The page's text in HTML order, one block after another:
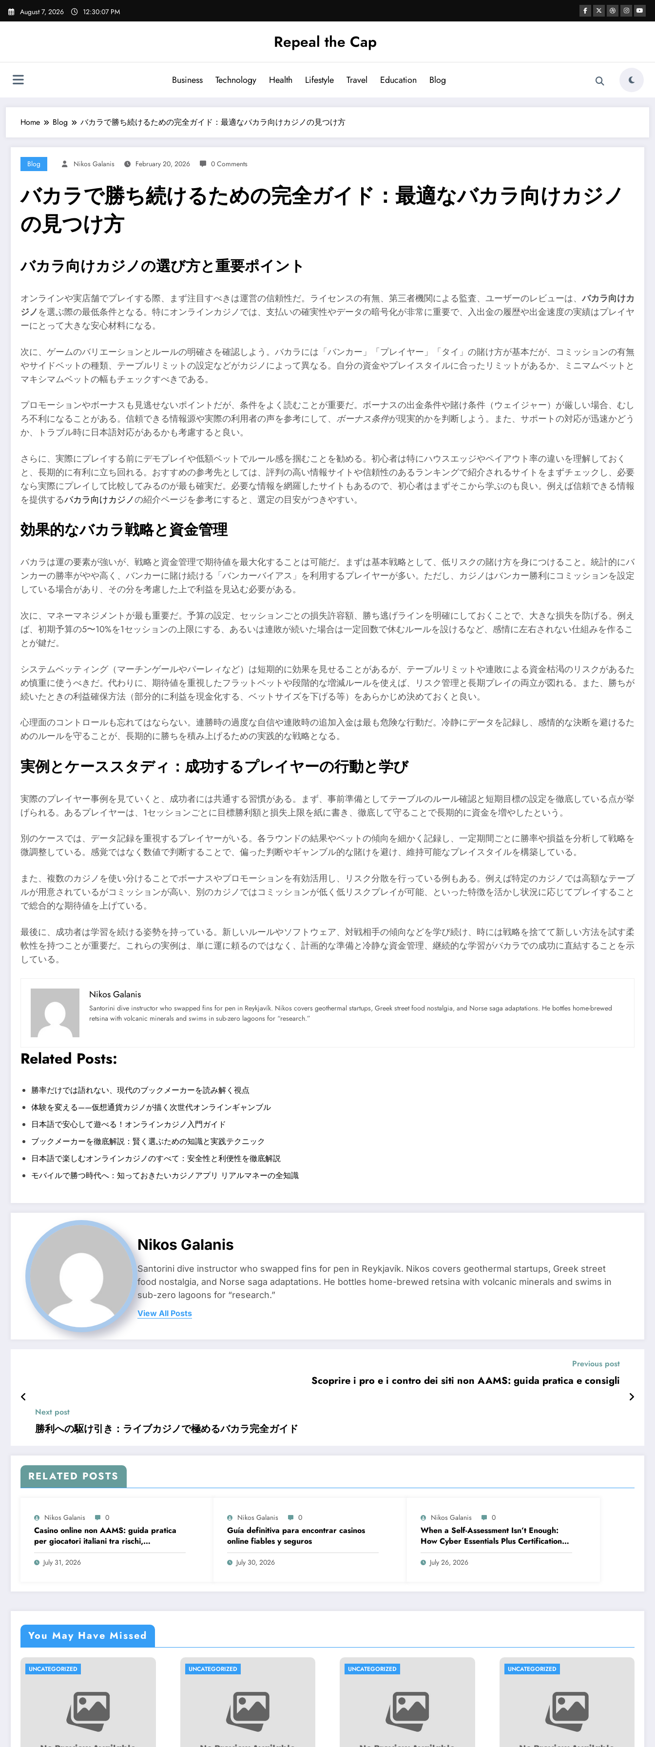
Skip
August 7, 2026 12:30:08 PM
Repeal the Cap
Business Technology Health Lifestyle Travel Education Blog
Home Blog バカラで勝ち続けるための完全ガイド：最適なバカラ向けカジノの見つけ方
Blog Nikos Galanis February 20, 2026 0 Comments
バカラで勝ち続けるための完全ガイド：最適なバカラ向けカジノ
の見つけ方
バカラ向けカジノの選び方と重要ポイント
オンラインや実店舗でプレイする際、まず注目すべきは運営の信頼性だ。ライセンスの有無、第三者機関による監査、ユーザーのレビューは、バカラ向けカ
ジノを選ぶ際の最低条件となる。特にオンラインカジノでは、支払いの確実性やデータの暗号化が非常に重要で、入出金の履歴や出金速度の実績はプレイヤ
ーにとって大きな安心材料になる。
次に、ゲームのバリエーションとルールの明確さを確認しよう。バカラには「バンカー」「プレイヤー」「タイ」の賭け方が基本だが、コミッションの有無
やサイドベットの種類、テーブルリミットの設定などがカジノによって異なる。自分の資金やプレイスタイルに合ったリミットがあるか、ミニマムベットと
マキシマムベットの幅もチェックすべきである。
プロモーションやボーナスも見逃せないポイントだが、条件をよく読むことが重要だ。ボーナスの出金条件や賭け条件（ウェイジャー）が厳しい場合、むし
ろ不利になることがある。信頼できる情報源や実際の利用者の声を参考にして、 ボーナス条件が現実的かを判断しよう。また、サポートの対応が迅速かどう
か、トラブル時に日本語対応があるかも考慮すると良い。
さらに、実際にプレイする前にデモプレイや低額ベットでルール感を掴むことを勧める。初心者は特にハウスエッジやペイアウト率の違いを理解しておく
と、長期的に有利に立ち回れる。おすすめの参考先としては、評判の高い情報サイトや信頼性のあるランキングで紹介されるサイトをまずチェックし、必要
なら実際にプレイして比較してみるのが最も確実だ。必要な情報を網羅したサイトもあるので、初心者はまずそこから学ぶのも良い。例えば信頼できる情報
を提供するバカラ向けカジノの紹介ページを参考にすると、選定の目安がつきやすい。
効果的なバカラ戦略と資金管理
バカラは運の要素が強いが、戦略と資金管理で期待値を最大化することは可能だ。まずは基本戦略として、低リスクの賭け方を身につけること。統計的にバ
ンカーの勝率がやや高く、バンカーに賭け続ける「バンカーバイアス」を利用するプレイヤーが多い。ただし、カジノはバンカー勝利にコミッションを設定
している場合があり、その分を考慮した上で利益を見込む必要がある。
次に、マネーマネジメントが最も重要だ。予算の設定、セッションごとの損失許容額、勝ち逃げラインを明確にしておくことで、大きな損失を防げる。例え
ば、初期予算の5〜10%を1セッションの上限にする、あるいは連敗が続いた場合は一定回数で休むルールを設けるなど、感情に左右されない仕組みを作るこ
とが鍵だ。
システムベッティング（マーチンゲールやパーレィなど）は短期的に効果を見せることがあるが、テーブルリミットや連敗による資金枯渇のリスクがあるた
め慎重に使うべきだ。代わりに、期待値を重視したフラットベットや段階的な増減ルールを使えば、リスク管理と長期プレイの両立が図れる。また、勝ちが
続いたときの利益確保方法（部分的に利益を現金化する、ベットサイズを下げる等）をあらかじめ決めておくと良い。
心理面のコントロールも忘れてはならない。連勝時の過度な自信や連敗時の追加入金は最も危険な行動だ。冷静にデータを記録し、感情的な決断を避けるた
めのルールを守ることが、長期的に勝ちを積み上げるための実践的な戦略となる。
実例とケーススタディ：成功するプレイヤーの行動と学び
実際のプレイヤー事例を見ていくと、成功者には共通する習慣がある。まず、事前準備としてテーブルのルール確認と短期目標の設定を徹底している点が挙
げられる。あるプレイヤーは、1セッションごとに目標勝利額と損失上限を紙に書き、徹底して守ることで長期的に資金を増やしたという。
別のケースでは、データ記録を重視するプレイヤーがいる。各ラウンドの結果やベットの傾向を細かく記録し、一定期間ごとに勝率や損益を分析して戦略を
微調整している。感覚ではなく数値で判断することで、偏った判断やギャンブル的な賭けを避け、維持可能なプレイスタイルを構築している。
また、複数のカジノを使い分けることでボーナスやプロモーションを有効活用し、リスク分散を行っている例もある。例えば特定のカジノでは高額なテーブ
ルが用意されているがコミッションが高い、別のカジノではコミッションが低く低リスクプレイが可能、といった特徴を活かし状況に応じてプレイすること
で総合的な期待値を上げている。
最後に、成功者は学習を続ける姿勢を持っている。新しいルールやソフトウェア、対戦相手の傾向などを学び続け、時には戦略を捨てて新しい方法を試す柔
軟性を持つことが重要だ。これらの実例は、単に運に頼るのではなく、計画的な準備と冷静な資金管理、継続的な学習がバカラでの成功に直結することを示
している。
Nikos Galanis
Santorini dive instructor who swapped fins for pen in Reykjavík. Nikos covers geothermal startups, Greek street food nostalgia, and Norse saga adaptations. He bottles home-brewed
retsina with volcanic minerals and swims in sub-zero lagoons for “research.”
Related Posts:
勝率だけでは語れない、現代のブックメーカーを読み解く視点
体験を変える——仮想通貨カジノが描く次世代オンラインギャンブル
日本語で安心して遊べる！オンラインカジノ入門ガイド
ブックメーカーを徹底解説：賢く選ぶための知識と実践テクニック
日本語で楽しむオンラインカジノのすべて：安全性と利便性を徹底解説
モバイルで勝つ時代へ：知っておきたいカジノアプリ リアルマネーの全知識
Nikos Galanis
Santorini dive instructor who swapped fins for pen in Reykjavík. Nikos covers geothermal startups, Greek street
food nostalgia, and Norse saga adaptations. He bottles home-brewed retsina with volcanic minerals and swims in
sub-zero lagoons for “research.”
View All Posts
Previous post
Scoprire i pro e i contro dei siti non AAMS: guida pratica e consigli
Next post
勝利への駆け引き：ライブカジノで極めるバカラ完全ガイド
RELATED POSTS
Nikos Galanis 0
Casino online non AAMS: guida pratica
per giocatori italiani tra rischi,
opportunità e verifiche
July 31, 2026
Nikos Galanis 0
Guía definitiva para encontrar casinos
online fiables y seguros
July 30, 2026
Nikos Galanis 0
When a Self-Assessment Isn’t Enough:
How Cyber Essentials Plus Certification
Proves Your Security Posture in the Real
World
July 26, 2026
You May Have Missed
UNCATEGORIZED UNCATEGORIZED UNCATEGORIZED UNCATEGORIZED